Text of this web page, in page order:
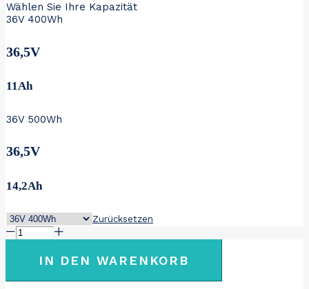
Wählen Sie Ihre Kapazität
36V 400Wh
36,5V
11Ah
36V 500Wh
36,5V
14,2Ah
Zurücksetzen
ANSMANN
SMART
KLC36S92B
IN DEN WARENKORB